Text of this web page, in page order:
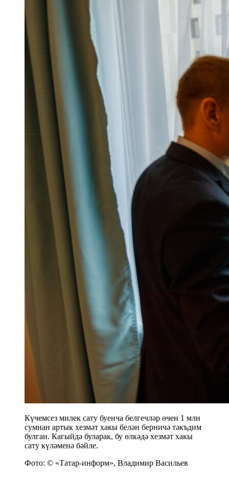
Күчемсез милек сату буенча белгечләр өчен 1 млн
сумнан артык хезмәт хакы белән берничә тәкъдим
булган. Кагыйдә буларак, бу өлкәдә хезмәт хакы
сату күләменә бәйле.
Фото: © «Татар-информ», Владимир Васильев